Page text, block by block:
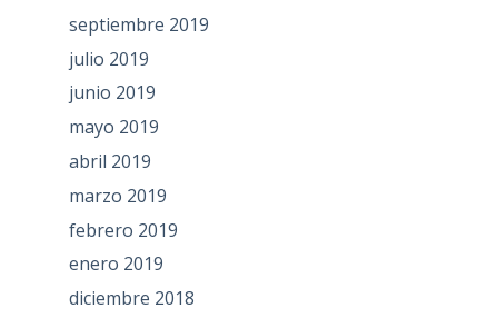
septiembre 2019
julio 2019
junio 2019
mayo 2019
abril 2019
marzo 2019
febrero 2019
enero 2019
diciembre 2018